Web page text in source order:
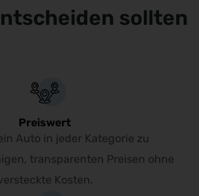
sollten
Preiswert
Auto in jeder Kategorie zu
transparenten Preisen ohne
Kosten.